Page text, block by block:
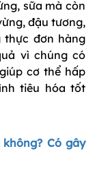
sữa mà còn
đậu tương,
thực đơn hàng
vì chúng có
cơ thể hấp
tiêu hóa tốt
Có gây